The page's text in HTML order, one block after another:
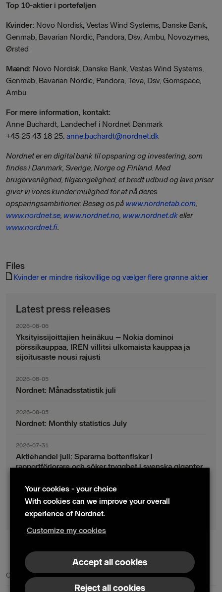
Top 10-aktier i porteføljen
Kvinder: Novo Nordisk, Vestas Wind Systems, Danske Bank,
Genmab, Bavarian Nordic, Pandora, Dsv, Ambu, Novozymes,
Ørsted
Mænd: Novo Nordisk, Danske Bank, Vestas Wind Systems,
Genmab, Bavarian Nordic, Pandora, Teva, Dsv, Gomspace,
Ambu
For mere information, kontakt:
Anne Buchardt, Landechef i Nordnet Danmark
+45 25 43 18 25. anne.buchardt@nordnet.dk
Nordnet er en digital bank til opsparing og investering, som
findes i Danmark, Sverige, Norge og Finland. Med
brugervenlighed, tilgængelighed, et bredt udbud og lave priser
giver vi vores kunder mulighed for at nå deres
opsparingsambitioner. Besøg os på www.nordnetab.com,
www.nordnet.se, www.nordnet.no, www.nordnet.dkeller
www.nordnet.fi.
Files
Kvinder er mindre risikovillige og vælger flere grønne aktier
Latest press releases
2026-08-06
Yksityissijoittajien heinäkuu – Nokia dominoi
pörssikauppaa, IREN villitsi ulkomaista kauppaa ja
sijoitusaste nousi rajusti
2026-08-05
Nordnet: Månadsstatistik juli
2026-08-05
Nordnet: Monthly statistics July
2026-07-31
Aktiehandel juli: Spararna bottenfiskar i
rapportförlorare och söker trygghet i svenska giganter
2026-07-30
Fondsparande juli: Vinsthemtagningar i teknik – men
indexsparandet ligger fast
Contact us Press contacts
Your cookies - your choice
With cookies can we improve your overall
experience of Nordnet.
Customize my cookies
Accept all cookies
Reject all cookies